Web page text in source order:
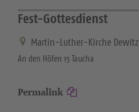
Fest-Gottesdienst
Martin-Luther-Kirche Dewitz
An den Höfen 15 Taucha
Permalink